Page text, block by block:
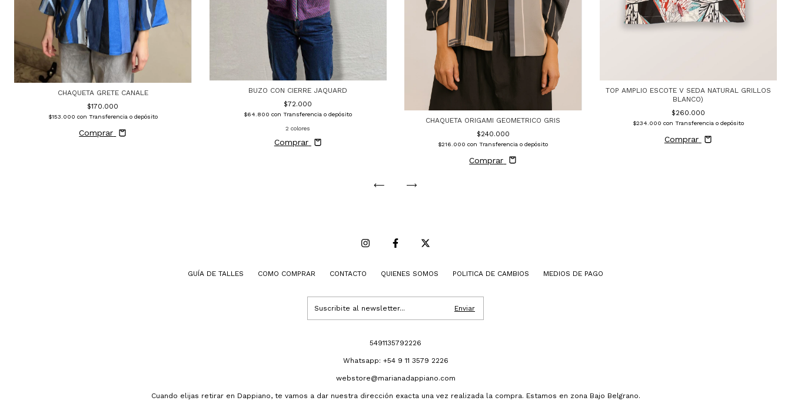
CHAQUETA GRETE CANALE
$170.000
$153.000 con Transferencia o depósito
Comprar
BUZO CON CIERRE JAQUARD
$72.000
$64.800con Transferencia o depósito
2 colores
Comprar
CHAQUETA ORIGAMI GEOMETRICO GRIS
$240.000
$216.000con Transferencia o depósito
Comprar
TOP AMPLIO ESCOTE V SEDA NATURAL GRILLOS
BLANCO)
$260.000
$234.000 con Transferencia o depósito
Comprar
GUÍA DE TALLES COMO COMPRAR CONTACTO QUIENES SOMOS POLITICA DE CAMBIOS MEDIOS DE PAGO
5491135792226
Whatsapp: +54 9 11 3579 2226
webstore@marianadappiano.com
Cuando elijas retirar en Dappiano, te vamos a dar nuestra dirección exacta una vez realizada la compra. Estamos en zona Bajo Belgrano.